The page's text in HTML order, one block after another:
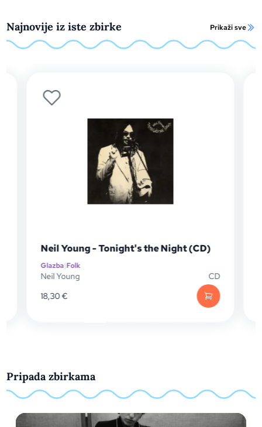
Najnovije iz iste zbirke Prikaži sve
Rhiannon Giddens - Youre The One CD
Glazba
Rhiannon Giddens
Pripada zbirkama